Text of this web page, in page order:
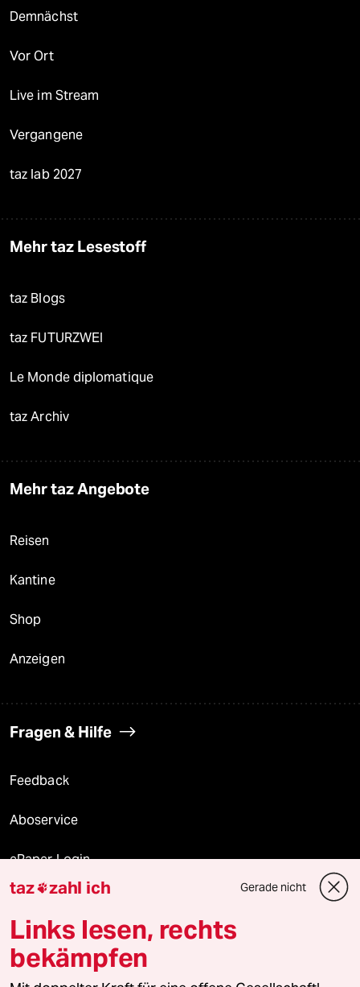
Demnächst
Vor Ort
Live im Stream
Vergangene
taz lab 2027
Mehr taz Lesestoff
taz Blogs
taz FUTURZWEI
Le Monde diplomatique
taz Archiv
Mehr taz Angebote
Reisen
Kantine
Shop
Anzeigen
Fragen & Hilfe
Feedback
Aboservice
ePaper Login
Downloads für Abonnierende
© 2026 taz Verlags und Vertriebs GmbH
taz zahl ich Gerade nicht
Links lesen, rechts
bekämpfen